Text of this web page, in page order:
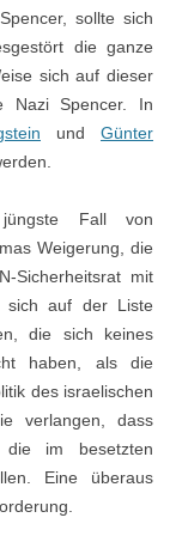
sollte sich
die ganze
sich auf dieser
Nazi Spencer. In
und Günter
Fall von
Weigerung, die
Sicherheitsrat mit
sich auf der Liste
die sich keines
haben, als die
des israelischen
verlangen, dass
im besetzten
Eine überaus